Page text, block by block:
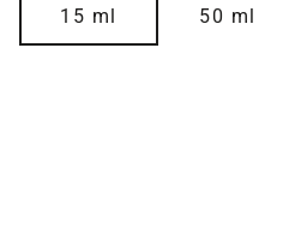
15 ml 50 ml